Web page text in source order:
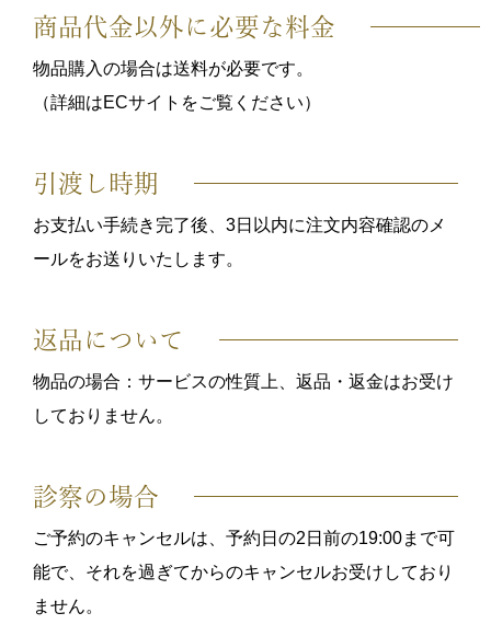
商品代金以外に必要な料金
物品購入の場合は送料が必要です。
（詳細はECサイトをご覧ください）
引渡し時期
お支払い手続き完了後、3日以内に注文内容確認のメ
ールをお送りいたします。
返品について
物品の場合：サービスの性質上、返品・返金はお受け
しておりません。
診察の場合
ご予約のキャンセルは、予約日の2日前の19:00まで可
能で、それを過ぎてからのキャンセルお受けしており
ません。